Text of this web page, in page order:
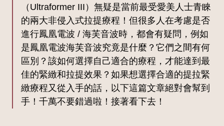
（Ultraformer III）無疑是當前最受愛美人士青睞
的兩大非侵入式拉提療程！但很多人在考慮是否
進行鳳凰電波 / 海芙音波時，都會有疑問，例如
是鳳凰電波海芙音波究竟是什麼？它們之間有何
區別？該如何選擇自己適合的療程，才能達到最
佳的緊緻和拉提效果？如果想選擇合適的提拉緊
緻療程又從入手的話，以下這篇文章絕對會幫到
手！千萬不要錯過啦！接著看下去！